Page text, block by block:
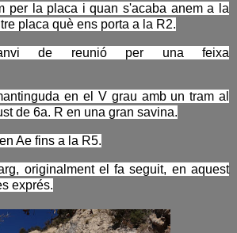
per la placa i quan s'acaba anem a la
placa què ens porta a la R2.
de reunió per una feixa
en el V grau amb un tram al
de 6a. R en una gran savina.
Ae fins a la R5.
originalment el fa seguit, en aquest
exprés.